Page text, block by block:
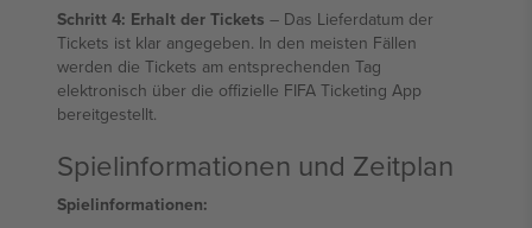
Schritt 4: Erhalt der Tickets – Das Lieferdatum der
Tickets ist klar angegeben. In den meisten Fällen
werden die Tickets am entsprechenden Tag
elektronisch über die offizielle FIFA Ticketing App
bereitgestellt.
Spielinformationen und Zeitplan
Spielinformationen: